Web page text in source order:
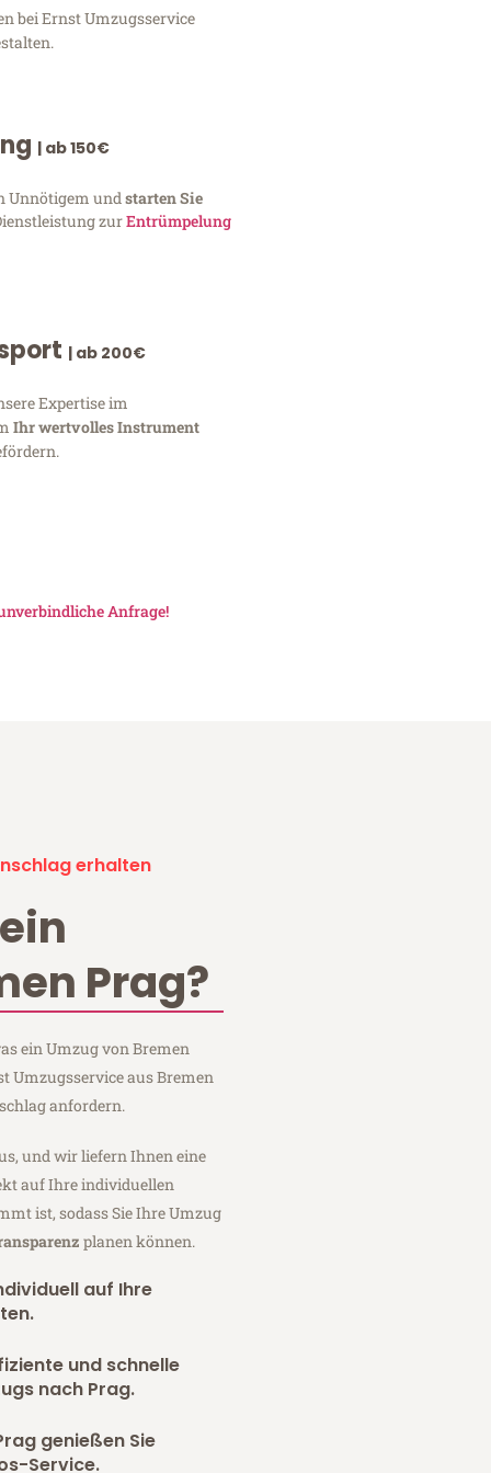
bei Ernst Umzugsservice
| ab 150€
Unnötigem und starten Sie
zurEntrümpelung
| ab 200€
Expertise im
Ihr wertvolles Instrument
Anfrage!
erhalten
Prag?
ein Umzug von Bremen
Umzugsservice aus Bremen
anfordern.
und wir liefern Ihnen eine
auf Ihre individuellen
ist, sodass Sie Ihre Umzug
planen können.
auf Ihre
und schnelle
nach Prag.
genießen Sie
Service.